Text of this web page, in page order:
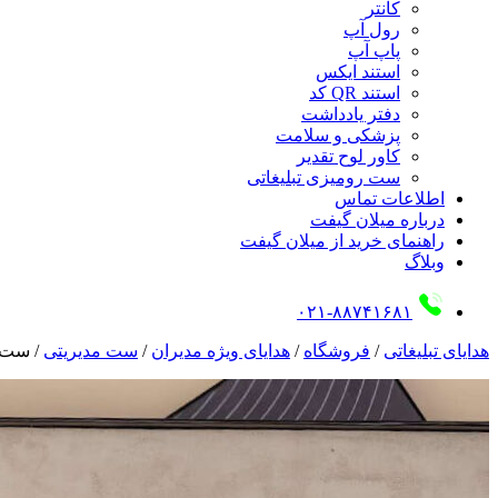
کانتر
رول آپ
پاپ آپ
استند ایکس
استند QR کد
دفتر یادداشت
پزشکی و سلامت
کاور لوح تقدیر
ست رومیزی تبلیغاتی
اطلاعات تماس
درباره میلان گیفت
راهنمای خرید از میلان گیفت
وبلاگ
۰۲۱-۸۸۷۴۱۶۸۱
هدایای تبلیغاتی / فروشگاه / هدایای ویژه مدیران / ست مدیریتی / ست